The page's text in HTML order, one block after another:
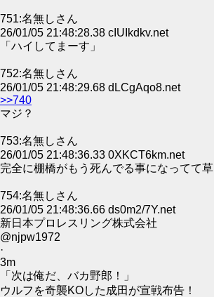
751:名無しさん
26/01/05 21:48:28.38 cIUIkdkv.net
「ハイしてまーす」
752:名無しさん
26/01/05 21:48:29.68 dLCgAqo8.net
>>740
マジ？
753:名無しさん
26/01/05 21:48:36.33 0XKCT6km.net
完全に棚橋がもう死んでる事になってて草
754:名無しさん
26/01/05 21:48:36.66 ds0m2/7Y.net
新日本プロレスリング株式会社
@njpw1972
·
3m
「次は俺だ、バカ野郎！」
ウルフを奇襲KOした成田が宣戦布告！